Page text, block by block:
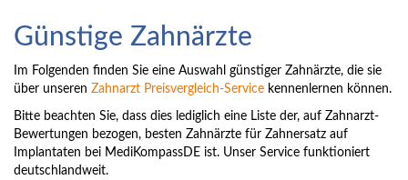
Günstige Zahnärzte
Im Folgenden finden Sie eine Auswahl günstiger Zahnärzte, die sie
über unseren Zahnarzt Preisvergleich-Service kennenlernen können.
Bitte beachten Sie, dass dies lediglich eine Liste der, auf Zahnarzt-
Bewertungen bezogen, besten Zahnärzte für Zahnersatz auf
Implantaten bei MediKompassDE ist. Unser Service funktioniert
deutschlandweit.